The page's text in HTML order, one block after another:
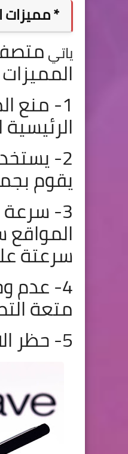
*
ياتي
1- منع
2- يستخدم
يقوم
3- سرعة التصفح حيث يعتبر
سرعتة علي
4- عدم
متعة
5- حظر الاعلانات المزعجة بصورة افضل واسهل